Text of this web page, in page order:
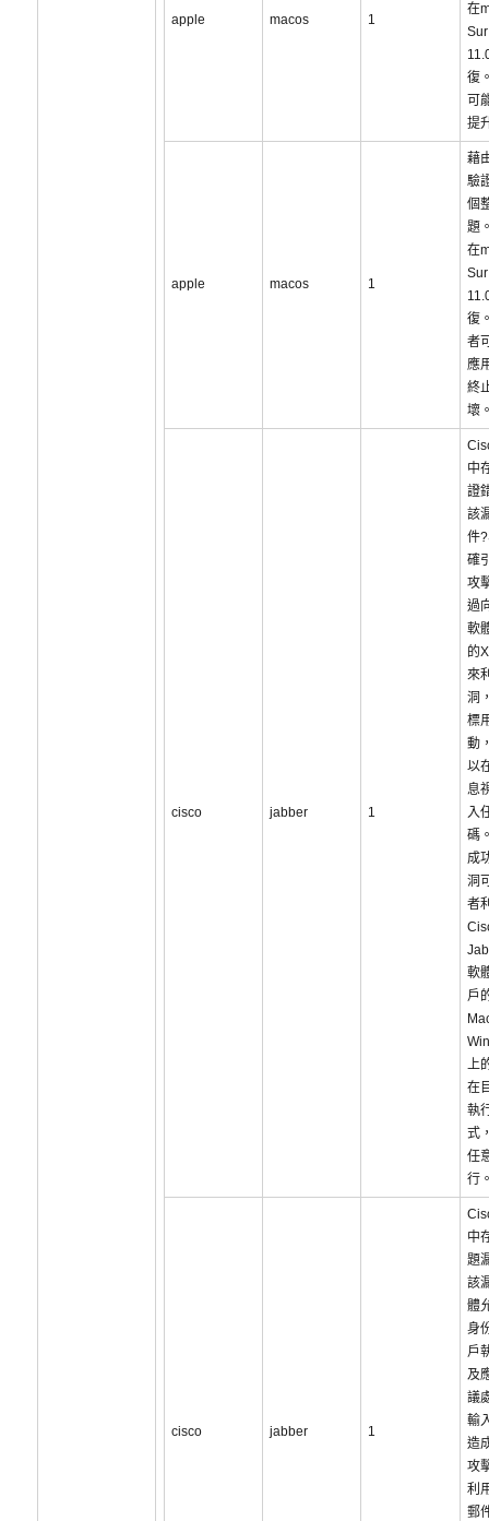
apple macos 1
在
Sur
復
可
提
apple macos 1
藉
驗
個
題
在
Sur
復
者
應
終
壞
cisco jabber 1
中
證
該
件
確
攻
過
軟
的
來
洞
標
動
以
息
入
碼
成
洞
者
軟
戶
上
在
執
式
任
行
cisco jabber 1
中
題
該
體
身
戶
及
議
輸
造
攻
利
郵